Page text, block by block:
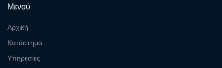
Μενού
Αρχική
Κατάστημα
Υπηρεσίες